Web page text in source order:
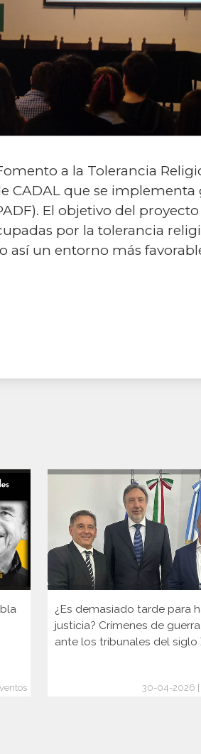
a la Tolerancia
que se implementa
El objetivo del
por la tolerancia
un entorno más
¿Es demasiado tarde para
justicia? Crímenes de
ante los tribunales del siglo
30-04-2026 |